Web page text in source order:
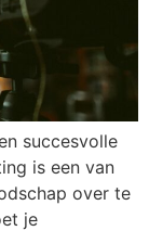
succesvolle
is een van
over te
je